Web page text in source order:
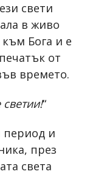
свети
в живо
Бога и е
от
времето.
“
период и
през
света